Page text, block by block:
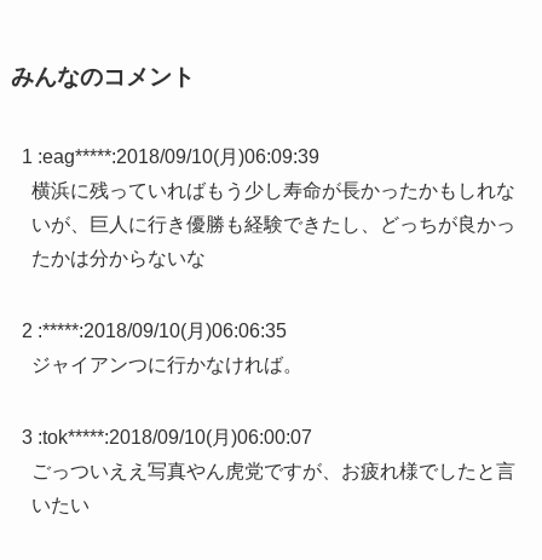
みんなのコメント
1 :eag*****:2018/09/10(月)06:09:39
横浜に残っていればもう少し寿命が長かったかもしれな
いが、巨人に行き優勝も経験できたし、どっちが良かっ
たかは分からないな
2 :*****:2018/09/10(月)06:06:35
ジャイアンつに行かなければ。
3 :tok*****:2018/09/10(月)06:00:07
ごっついええ写真やん虎党ですが、お疲れ様でしたと言
いたい